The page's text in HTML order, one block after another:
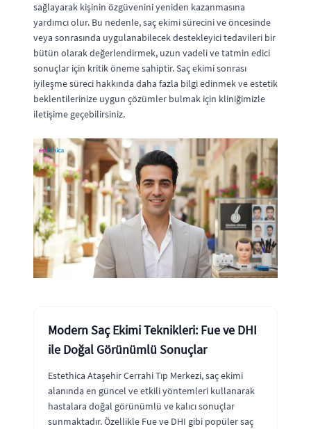
sağlayarak kişinin özgüvenini yeniden kazanmasına
yardımcı olur. Bu nedenle, saç ekimi sürecini ve öncesinde
veya sonrasında uygulanabilecek destekleyici tedavileri bir
bütün olarak değerlendirmek, uzun vadeli ve tatmin edici
sonuçlar için kritik öneme sahiptir. Saç ekimi sonrası
iyileşme süreci hakkında daha fazla bilgi edinmek ve estetik
beklentilerinize uygun çözümler bulmak için kliniğimizle
iletişime geçebilirsiniz.
Modern Saç Ekimi Teknikleri: Fue ve DHI
ile Doğal Görünümlü Sonuçlar
Estethica Ataşehir Cerrahi Tıp Merkezi, saç ekimi
alanında en güncel ve etkili yöntemleri kullanarak
hastalara doğal görünümlü ve kalıcı sonuçlar
sunmaktadır. Özellikle Fue ve DHI gibi popüler saç